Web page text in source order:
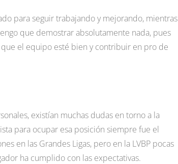
para seguir trabajando y mejorando, mientras
que demostrar absolutamente nada, pues
el equipo esté bien y contribuir en pro de
existían muchas dudas en torno a la
para ocupar esa posición siempre fue el
en las Grandes Ligas, pero en la LVBP pocas
ha cumplido con las expectativas.